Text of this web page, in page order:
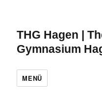
THG Hagen |
Gymnasium
MENÜ